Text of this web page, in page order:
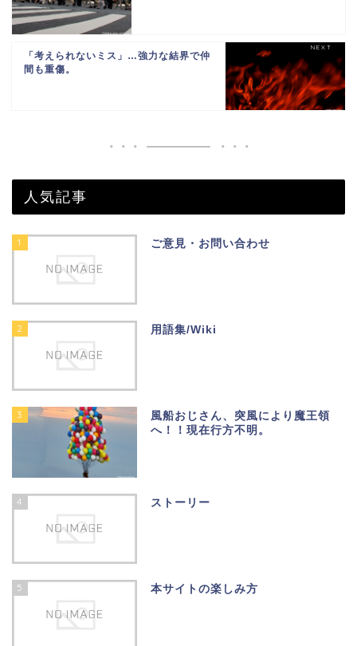
「考えられないミス」…強力な結界で仲
間も重傷。
人気記事
1 ご意見・お問い合わせ
2 用語集/Wiki
3
風船おじさん、突風により魔王領
へ！！現在行方不明。
4 ストーリー
5 本サイトの楽しみ方